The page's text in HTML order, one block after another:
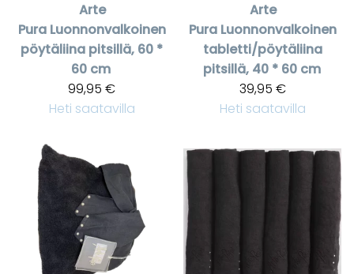
Arte
Pura Luonnonvalkoinen
pöytäliina pitsillä, 60 *
60 cm
99,95 €
Heti saatavilla
Arte
Pura Luonnonvalkoinen
tabletti/pöytäliina
pitsillä, 40 * 60 cm
39,95 €
Heti saatavilla